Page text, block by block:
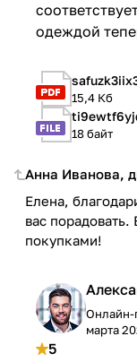
одеждой
15,4 Кб
18 байт
Анна Иванова,
Елена,
вас
покупками!
Онлайн-
марта
5